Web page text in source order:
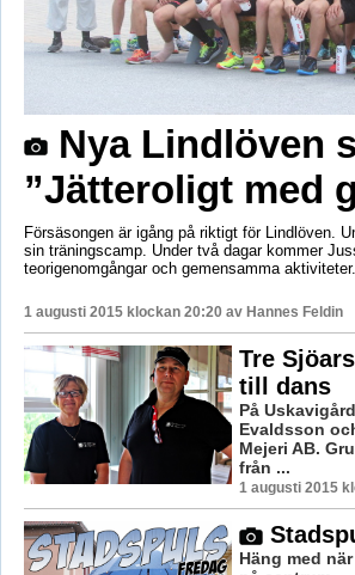
Nya Lindlöven
”Jätteroligt med
Försäsongen är igång på riktigt för Lindlöven.
sin träningscamp. Under två dagar kommer
teorigenomgångar och gemensamma aktiviteter.
1 augusti 2015 klockan 20:20 av Hannes Feldin
Tre
till dans
På
Evaldsson
Mejeri AB.
från ...
1 augusti 2015
Häng med